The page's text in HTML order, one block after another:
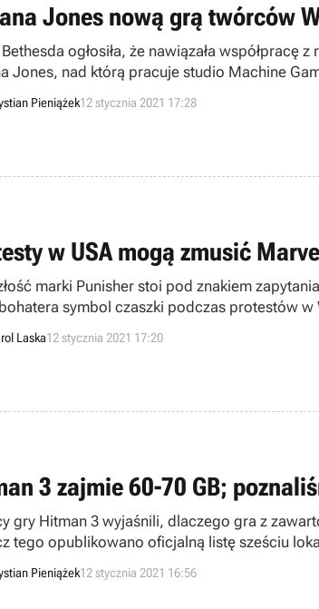
Jones nową grą twórców
ogłosiła, że nawiązała
Jones, nad którą pracuje studio Machine
Pieniążek12 stycznia 2021 17:28
w USA mogą zmusić
marki Punisher stoi pod znakiem
symbol czaszki podczas protestów
Laska12 stycznia 2021 17:20
3 zajmie 60-70 GB;
gry Hitman 3 wyjaśnili, dlaczego gra z
tego opublikowano oficjalną listę sześciu
Pieniążek12 stycznia 2021 16:56